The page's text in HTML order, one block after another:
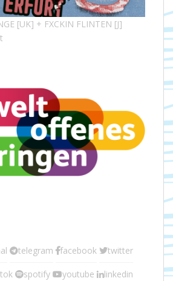
[UK] + FXCKIN FLINTEN [J]
telegram facebook twitter
spotify youtube linkedin